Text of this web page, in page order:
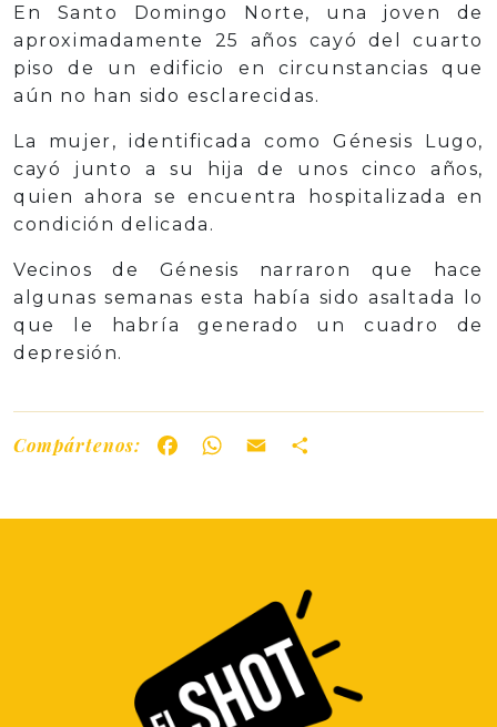
En Santo Domingo Norte, una joven de
aproximadamente 25 años cayó del cuarto
piso de un edificio en circunstancias que
aún no han sido esclarecidas.
La mujer, identificada como Génesis Lugo,
cayó junto a su hija de unos cinco años,
quien ahora se encuentra hospitalizada en
condición delicada.
Vecinos de Génesis narraron que hace
algunas semanas esta había sido asaltada lo
que le habría generado un cuadro de
depresión.
Compártenos: FacebookWhatsApp
Email